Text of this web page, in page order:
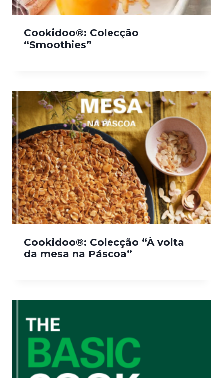
Cookidoo®: Colecção
“Smoothies”
Cookidoo®: Colecção “À volta
da mesa na Páscoa”